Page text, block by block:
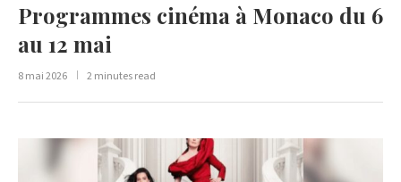
Programmes cinéma à Monaco du 6
au 12 mai
8 mai 2026 2 minutes read